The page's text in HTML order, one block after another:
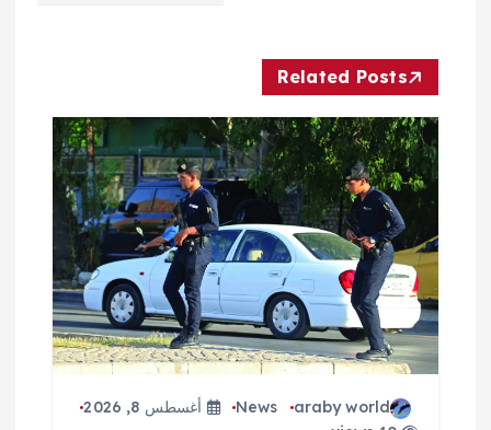
م
ق
Related Posts
araby world
News
أغسطس 8, 2026